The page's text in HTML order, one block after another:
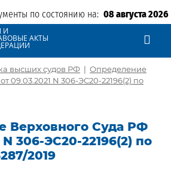
по состоянию на: 08 августа 2026
И
АКТЫ
высших судов РФ | Определение
09.03.2021 N 306-ЭС20-22196(2) по
Верховного Суда РФ
N 306-ЭС20-22196(2) по
2019